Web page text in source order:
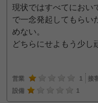
現状ではすべてにおい
で一念発起してもらい
めない。
どちらにせよもう少し
営業 1 接
設備
1